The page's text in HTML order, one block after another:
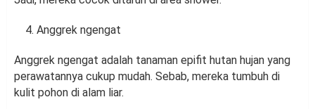
Anggrek ngengat
Anggrek ngengat adalah tanaman epifit hutan hujan yang
perawatannya cukup mudah. Sebab, mereka tumbuh di
kulit pohon di alam liar.